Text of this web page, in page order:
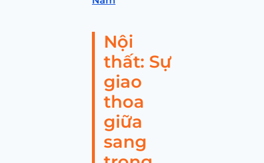
Nội
thất: Sự
giao
thoa
giữa
sang